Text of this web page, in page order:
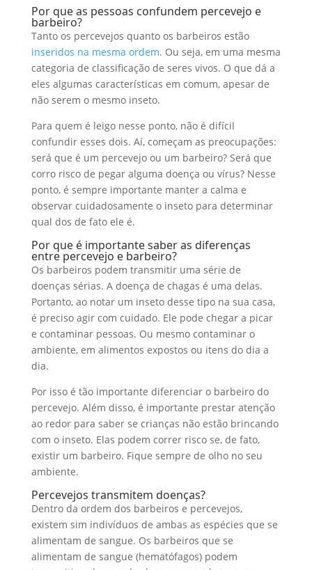
Por que as pessoas confundem percevejo e
barbeiro?
Tanto os percevejos quanto os barbeiros estão
inseridos na mesma ordem. Ou seja, em uma mesma
categoria de classificação de seres vivos. O que dá a
eles algumas características em comum, apesar de
não serem o mesmo inseto.
Para quem é leigo nesse ponto, não é difícil
confundir esses dois. Aí, começam as preocupações:
será que é um percevejo ou um barbeiro? Será que
corro risco de pegar alguma doença ou vírus? Nesse
ponto, é sempre importante manter a calma e
observar cuidadosamente o inseto para determinar
qual dos de fato ele é.
Por que é importante saber as diferenças
entre percevejo e barbeiro?
Os barbeiros podem transmitir uma série de
doenças sérias. A doença de chagas é uma delas.
Portanto, ao notar um inseto desse tipo na sua casa,
é preciso agir com cuidado. Ele pode chegar a picar
e contaminar pessoas. Ou mesmo contaminar o
ambiente, em alimentos expostos ou itens do dia a
dia.
Por isso é tão importante diferenciar o barbeiro do
percevejo. Além disso, é importante prestar atenção
ao redor para saber se crianças não estão brincando
com o inseto. Elas podem correr risco se, de fato,
existir um barbeiro. Fique sempre de olho no seu
ambiente.
Percevejos transmitem doenças?
Dentro da ordem dos barbeiros e percevejos,
existem sim indivíduos de ambas as espécies que se
alimentam de sangue. Os barbeiros que se
alimentam de sangue (hematófagos) podem